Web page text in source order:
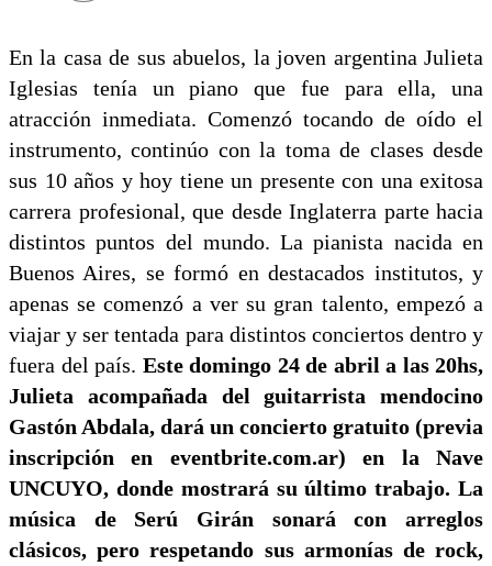
En la casa de sus abuelos, la joven argentina Julieta
Iglesias tenía un piano que fue para ella, una
atracción inmediata. Comenzó tocando de oído el
instrumento, continúo con la toma de clases desde
sus 10 años y hoy tiene un presente con una exitosa
carrera profesional, que desde Inglaterra parte hacia
distintos puntos del mundo. La pianista nacida en
Buenos Aires, se formó en destacados institutos, y
apenas se comenzó a ver su gran talento, empezó a
viajar y ser tentada para distintos conciertos dentro y
fuera del país. Este domingo 24 de abril a las 20hs,
Julieta acompañada del guitarrista mendocino
Gastón Abdala, dará un concierto gratuito (previa
inscripción en eventbrite.com.ar) en la Nave
UNCUYO, donde mostrará su último trabajo. La
música de Serú Girán sonará con arreglos
clásicos, pero respetando sus armonías de rock,